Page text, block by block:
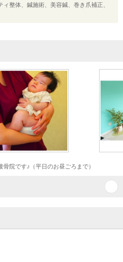
ィ整体、鍼施術、美容鍼、巻き爪補正、
院です♪（平日のお昼ごろまで）